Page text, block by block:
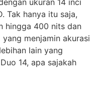
ukuran 14 inci
Tak hanya itu saja,
hingga 400 nits dan
menjamin akurasi
lain yang
14, apa sajakah